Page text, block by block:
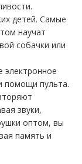
детей. Самые
научат
собачки или
электронное
помощи пульта.
звуки,
оптом, вы
память и